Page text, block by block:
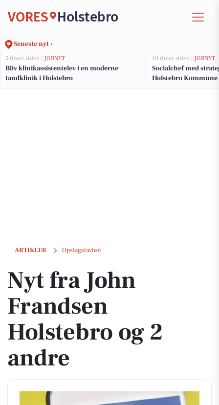
VORES Holstebro
Seneste nyt ›
5 timer siden | JOBNYT
Bliv klinikassistentelev i en moderne
tandklinik i Holstebro
10 timer siden | JOBNYT
Socialchef med
Holstebro Kommune
ARTIKLER Opslagstavlen
Nyt fra John Frandsen Holstebro og 2 andre
Nyt fra John
Frandsen
Holstebro og 2
andre